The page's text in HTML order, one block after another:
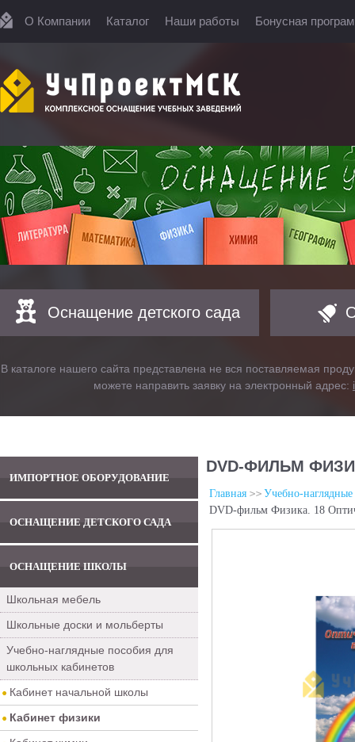
О Компании Каталог Наши работы Бонусная
Оснащение детского сада
В каталоге нашего сайта представлена не вся поставляемая
можете направить заявку на электронный адрес:
ИМПОРТНОЕ ОБОРУДОВАНИЕ
ОСНАЩЕНИЕ ДЕТСКОГО САДА
ОСНАЩЕНИЕ ШКОЛЫ
Школьная мебель
Школьные доски и мольберты
Учебно-наглядные пособия для
школьных кабинетов
Кабинет начальной школы
Кабинет физики
DVD-ФИЛЬМ
Главная
Учебно-
DVD-фильм Физика. 18